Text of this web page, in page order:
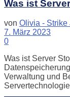
Was ist
von Olivia - Strike
7. März 2023
0
Was ist Server
Verwaltung und